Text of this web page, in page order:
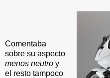
Comentaba
sobre su aspecto
menos neutro y
el resto tampoco